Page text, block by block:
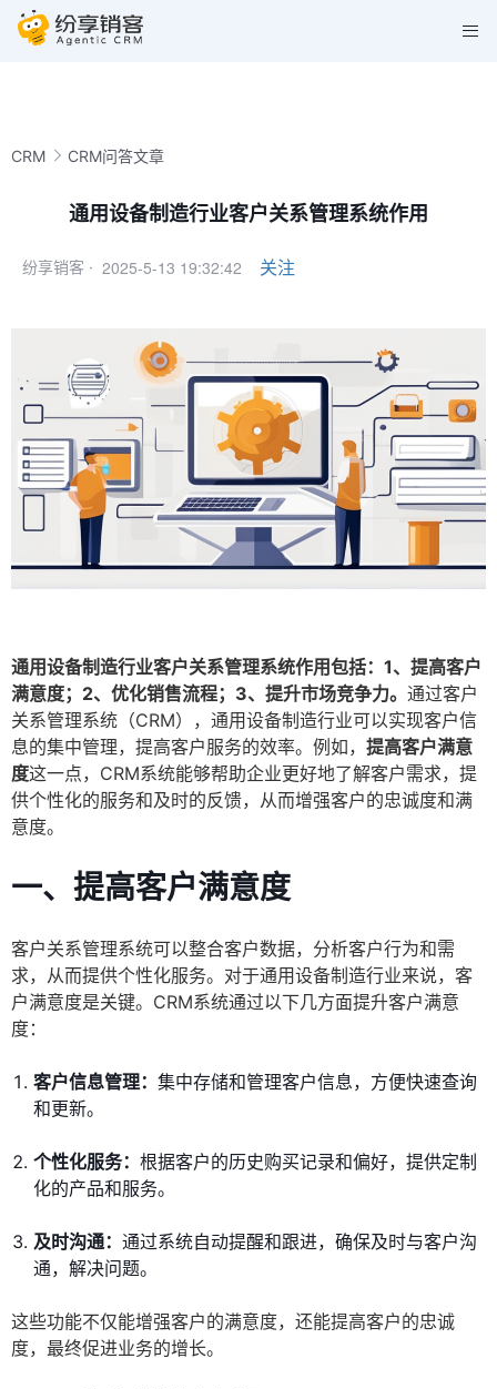
CRM CRM问答文章
通用设备制造行业客户关系管理系统作用
纷享销客 · 2025-5-13 19:32:42 关注
通用设备制造行业客户关系管理系统作用包括：1、提高客户
满意度；2、优化销售流程；3、提升市场竞争力。 通过客户
关系管理系统（CRM），通用设备制造行业可以实现客户信
息的集中管理，提高客户服务的效率。例如， 提高客户满意
度这一点，CRM系统能够帮助企业更好地了解客户需求，提
供个性化的服务和及时的反馈，从而增强客户的忠诚度和满
意度。
一、提高客户满意度
客户关系管理系统可以整合客户数据，分析客户行为和需
求，从而提供个性化服务。对于通用设备制造行业来说，客
户满意度是关键。CRM系统通过以下几方面提升客户满意
度：
客户信息管理： 集中存储和管理客户信息，方便快速查询
和更新。
个性化服务： 根据客户的历史购买记录和偏好，提供定制
化的产品和服务。
及时沟通： 通过系统自动提醒和跟进，确保及时与客户沟
通，解决问题。
这些功能不仅能增强客户的满意度，还能提高客户的忠诚
度，最终促进业务的增长。